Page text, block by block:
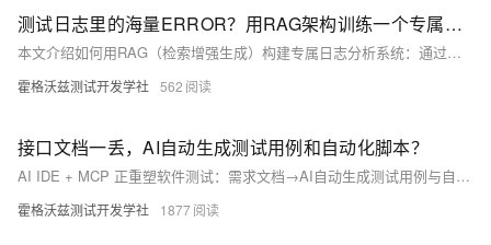
测试日志里的海量ERROR？用RAG架构训练一个专属日志分析师
本文介绍如何用RAG（检索增强生成）构建专属日志分析系统：通过日志清洗、混合检索（BM25+向量）、结构化提示词与闭环反馈，让大模型摆脱“幻觉”，精准定位真实故障。不依赖正则或标注，将老师傅经验沉淀为可复用的向量知识库。
霍格沃兹测试开发学社 562
接口文档一丢，AI自动生成测试用例和自动化脚本？
AI IDE + MCP 正重塑软件测试：需求文档→AI自动生成测试用例与自动化脚本→CI自动执行。相比传统人工编写，它大幅提升效率；区别于知识库方案，AI IDE可操作文件、调用API、构建工程。核心前提：需求需结构化、清晰。
霍格沃兹测试开发学社 1877